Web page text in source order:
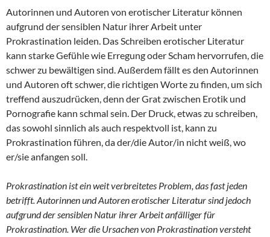
Autorinnen und Autoren von erotischer Literatur können
aufgrund der sensiblen Natur ihrer Arbeit unter
Prokrastination leiden. Das Schreiben erotischer Literatur
kann starke Gefühle wie Erregung oder Scham hervorrufen, die
schwer zu bewältigen sind. Außerdem fällt es den Autorinnen
und Autoren oft schwer, die richtigen Worte zu finden, um sich
treffend auszudrücken, denn der Grat zwischen Erotik und
Pornografie kann schmal sein. Der Druck, etwas zu schreiben,
das sowohl sinnlich als auch respektvoll ist, kann zu
Prokrastination führen, da der/die Autor/in nicht weiß, wo
er/sie anfangen soll.
Prokrastination ist ein weit verbreitetes Problem, das fast jeden
betrifft. Autorinnen und Autoren erotischer Literatur sind jedoch
aufgrund der sensiblen Natur ihrer Arbeit anfälliger für
Prokrastination. Wer die Ursachen von Prokrastination versteht